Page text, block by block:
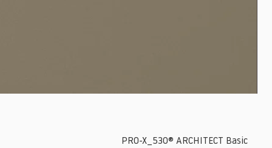
PRO-X_530® ARCHITECT Basic